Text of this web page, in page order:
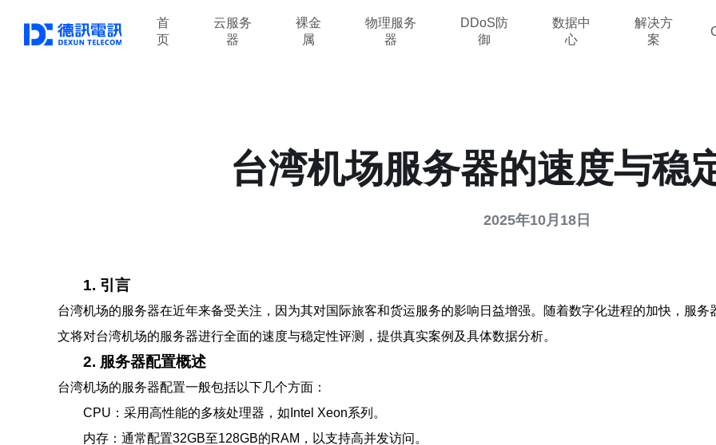
首
页
云服务
器
裸金
属
物理服务
器
DDoS防
御
数据中
心
解决方
案
台湾机场服务器的速度与稳
2025年10月18日
1. 引言
台湾机场的服务器在近年来备受关注，因为其对国际旅客和货运服务的影响日益增强。随着数字化进程的加快，服
文将对台湾机场的服务器进行全面的速度与稳定性评测，提供真实案例及具体数据分析。
2. 服务器配置概述
台湾机场的服务器配置一般包括以下几个方面：
CPU：采用高性能的多核处理器，如Intel Xeon系列。
内存：通常配置32GB至128GB的RAM，以支持高并发访问。